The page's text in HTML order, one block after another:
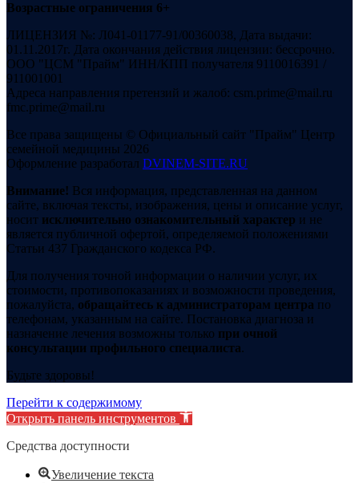
Возрастные ограничения 6+
ЛИЦЕНЗИЯ №: Л041-01177-91/00360038, Дата выдачи:
01.11.2017г. Дата окончания действия лицензии: бессрочно.
ООО "ЦСМ "Прайм" ИНН/КПП получателя 9110016391 /
911001001
Адреса направления претензий и жалоб: csm.prime@mail.ru
fmc.prime@mail.ru
Все права защищены © Официальный сайт "Прайм" Центр
семейной медицины 2026
Оформление разработал DVINEM-SITE.RU
Внимание! Вся информация, представленная на данном
сайте, включая тексты, изображения, цены и описание услуг,
носит исключительно ознакомительный характер и не
является публичной офертой, определяемой положениями
Статьи 437 Гражданского кодекса РФ.
Для получения точной информации о наличии услуг, их
стоимости, противопоказаниях и возможности проведения,
пожалуйста, обращайтесь к администраторам центра по
телефонам, указанным на сайте. Постановка диагноза и
назначение лечения возможны только при очной
консультации профильного специалиста.
Будьте здоровы!
Перейти к содержимому
Открыть панель инструментов
Средства доступности
Увеличение текста